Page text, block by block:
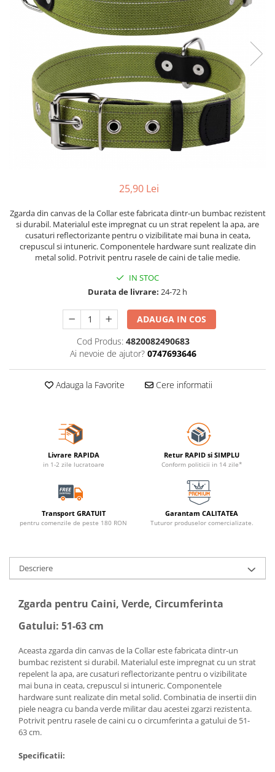
25,90 Lei
Zgarda din canvas de la Collar este fabricata dintr-un bumbac rezistent
si durabil. Materialul este impregnat cu un strat repelent la apa, are
cusaturi reflectorizante pentru o vizibilitate mai buna in ceata,
crepuscul si intuneric. Componentele hardware sunt realizate din
metal solid. Potrivit pentru rasele de caini de talie medie.
IN STOC
Durata de livrare: 24-72 h
ADAUGA IN COS
Cod Produs: 4820082490683
Ai nevoie de ajutor? 0747693646
Adauga la Favorite Cere informatii
Livrare RAPIDA
in 1-2 zile lucratoare
Retur RAPID si SIMPLU
Conform politicii in 14 zile*
Transport GRATUIT
pentru comenzile de peste 180 RON
Garantam CALITATEA
Tuturor produselor comercializate.
Descriere
Zgarda pentru Caini, Verde, Circumferinta
Gatului: 51-63 cm
Aceasta zgarda din canvas de la Collar este fabricata dintr-un
bumbac rezistent si durabil. Materialul este impregnat cu un strat
repelent la apa, are cusaturi reflectorizante pentru o vizibilitate
mai buna in ceata, crepuscul si intuneric. Componentele
hardware sunt realizate din metal solid. Combinatia de insertii din
piele neagra cu banda verde militar dau acestei zgarzi rezistenta.
Potrivit pentru rasele de caini cu o circumferinta a gatului de 51-
63 cm.
Specificatii: